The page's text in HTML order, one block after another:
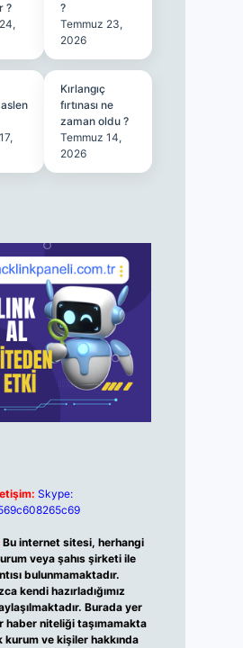
?
?
Temmuz 23,
2026
Kırlangıç
fırtınası ne
zaman oldu ?
Temmuz 14,
2026
Skype:
Bu internet sitesi, herhangi
veya şahıs şirketi ile
bulunmamaktadır.
kendi hazırladığımız
Burada yer
haber niteliği taşımamakta
kurum ve kişiler hakkında